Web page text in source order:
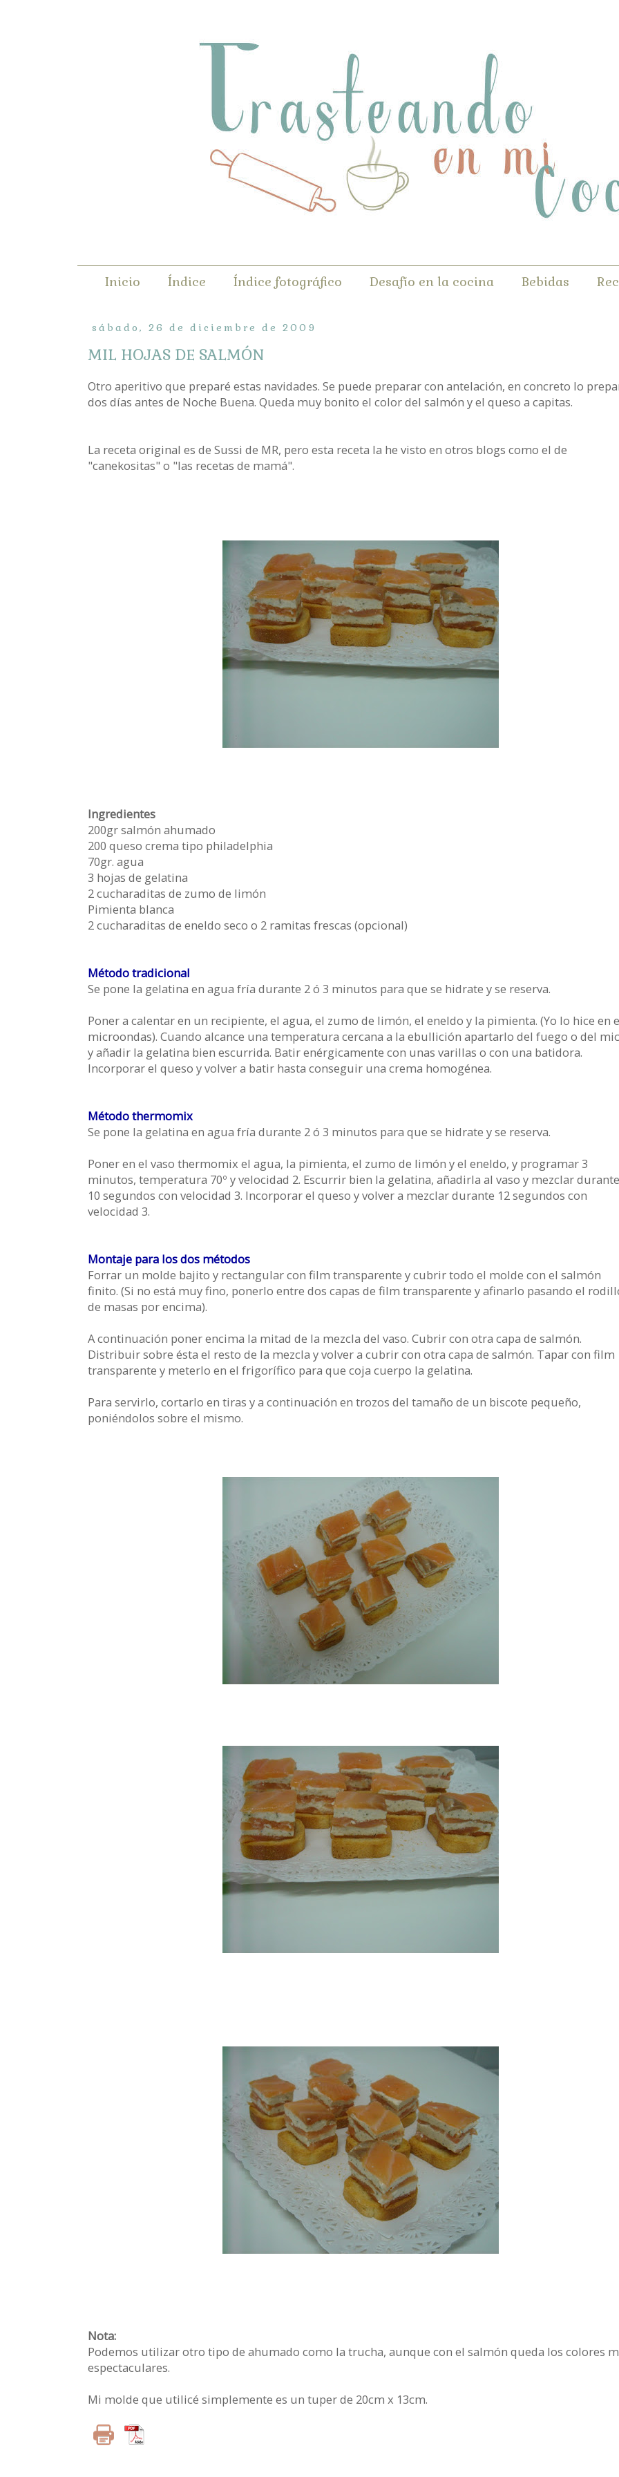
Inicio Índice Índice fotográfico Desafío en la cocina Bebidas
sábado, 26 de diciembre de 2009
MIL HOJAS DE SALMÓN
Otro aperitivo que preparé estas navidades. Se puede preparar con antelación, en concreto lo
dos días antes de Noche Buena. Queda muy bonito el color del salmón y el queso a capitas.
La receta original es de Sussi de MR, pero esta receta la he visto en otros blogs como el de
"canekositas" o "las recetas de mamá".
Ingredientes
200gr salmón ahumado
200 queso crema tipo philadelphia
70gr. agua
3 hojas de gelatina
2 cucharaditas de zumo de limón
Pimienta blanca
2 cucharaditas de eneldo seco o 2 ramitas frescas (opcional)
Método tradicional
Se pone la gelatina en agua fría durante 2 ó 3 minutos para que se hidrate y se reserva.
Poner a calentar en un recipiente, el agua, el zumo de limón, el eneldo y la pimienta. (Yo lo hice en
microondas). Cuando alcance una temperatura cercana a la ebullición apartarlo del fuego o del
y añadir la gelatina bien escurrida. Batir enérgicamente con unas varillas o con una batidora.
Incorporar el queso y volver a batir hasta conseguir una crema homogénea.
Método thermomix
Se pone la gelatina en agua fría durante 2 ó 3 minutos para que se hidrate y se reserva.
Poner en el vaso thermomix el agua, la pimienta, el zumo de limón y el eneldo, y programar 3
minutos, temperatura 70º y velocidad 2. Escurrir bien la gelatina, añadirla al vaso y mezclar durante
10 segundos con velocidad 3. Incorporar el queso y volver a mezclar durante 12 segundos con
velocidad 3.
Montaje para los dos métodos
Forrar un molde bajito y rectangular con film transparente y cubrir todo el molde con el salmón
finito. (Si no está muy fino, ponerlo entre dos capas de film transparente y afinarlo pasando el
de masas por encima).
A continuación poner encima la mitad de la mezcla del vaso. Cubrir con otra capa de salmón.
Distribuir sobre ésta el resto de la mezcla y volver a cubrir con otra capa de salmón. Tapar con film
transparente y meterlo en el frigorífico para que coja cuerpo la gelatina.
Para servirlo, cortarlo en tiras y a continuación en trozos del tamaño de un biscote pequeño,
poniéndolos sobre el mismo.
Nota:
Podemos utilizar otro tipo de ahumado como la trucha, aunque con el salmón queda los colores
espectaculares.
Mi molde que utilicé simplemente es un tuper de 20cm x 13cm.